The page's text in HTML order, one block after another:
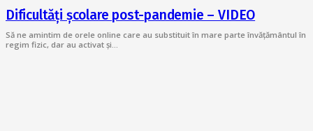
Dificultăți școlare post-pandemie – VIDEO
Să ne amintim de orele online care au substituit în mare parte învățământul în
regim fizic, dar au activat și…